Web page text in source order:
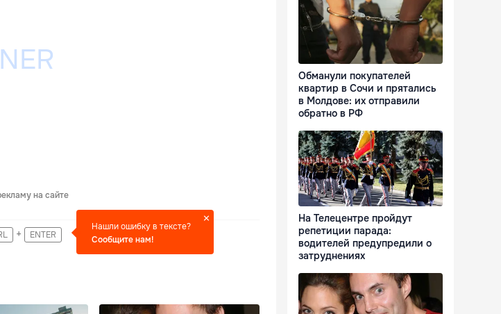
на сайте
+ ENTER
Нашли ошибку в тексте?
Сообщите нам!
Обманули покупателей
квартир в Сочи и прятались
в Молдове: их отправили
обратно в РФ
На Телецентре пройдут
репетиции парада:
водителей предупредили о
затруднениях